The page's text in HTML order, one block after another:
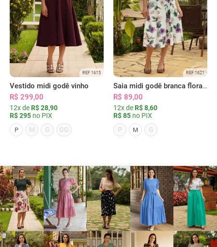
REF 1615
Vestido midi godê vinho
R$ 299,00
12x de R$ 28,90
R$ 295 no PIX
P M G GG
REF 1621
Saia midi godê branca floral cinto e bolsos
R$ 89,00
12x de R$ 8,60
R$ 85 no PIX
P
M G